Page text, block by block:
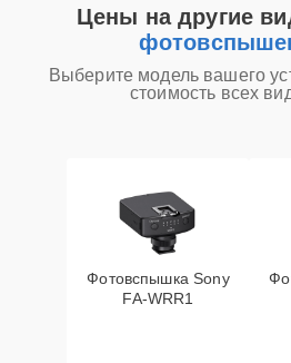
Цены на другие
Выберите модель вашего
стоимость всех
Фотовспышка Sony
FA-WRR1